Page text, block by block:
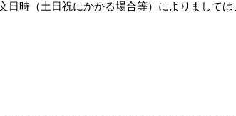
日時（土日祝にかかる場合等）によりまして